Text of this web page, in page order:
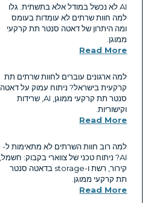
AI לא נכשל במודל אלא בתשתית. גלו
למה חוות שרתים לא עומדות בעומס
ומה היתרון של דאטה סנטר תת קרקעי
ממוגן.
Read More
למה ארגונים עוברים לחוות שרתים תת
קרקעית בישראל? ניתוח עמוק על דאטה
סנטר תת קרקעי ממוגן, AI, שרידות
וקישוריות.
Read More
למה רוב חוות השרתים לא מתאימות ל-
AI? ניתוח טכני של צווארי בקבוק: חשמל,
קירור, רשת ו-storage בדאטה סנטר
תת קרקעי ממוגן.
Read More